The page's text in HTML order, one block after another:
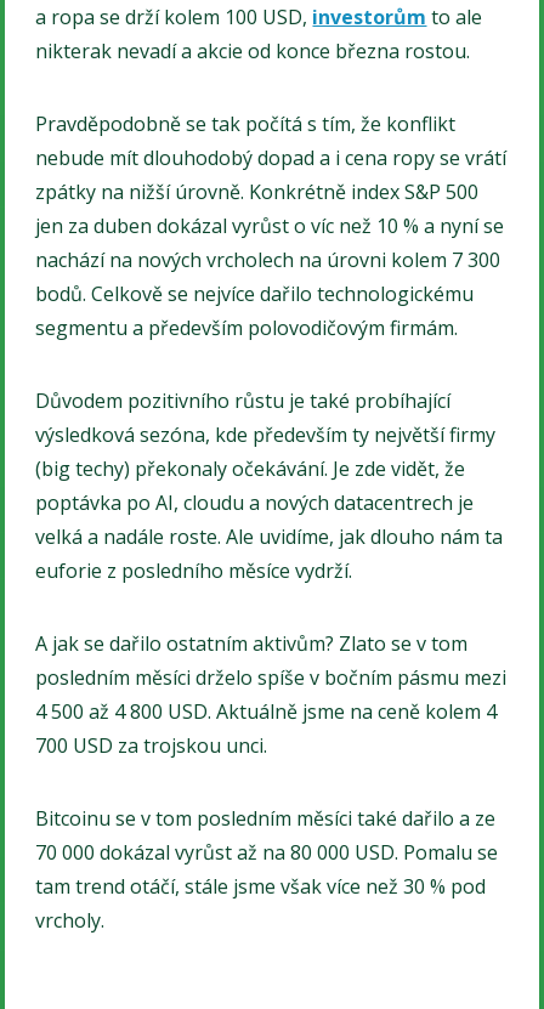
a ropa se drží kolem 100 USD, investorům to ale
nikterak nevadí a akcie od konce března rostou.
Pravděpodobně se tak počítá s tím, že konflikt
nebude mít dlouhodobý dopad a i cena ropy se vrátí
zpátky na nižší úrovně. Konkrétně index S&P 500
jen za duben dokázal vyrůst o víc než 10 % a nyní se
nachází na nových vrcholech na úrovni kolem 7 300
bodů. Celkově se nejvíce dařilo technologickému
segmentu a především polovodičovým firmám.
Důvodem pozitivního růstu je také probíhající
výsledková sezóna, kde především ty největší firmy
(big techy) překonaly očekávání. Je zde vidět, že
poptávka po AI, cloudu a nových datacentrech je
velká a nadále roste. Ale uvidíme, jak dlouho nám ta
euforie z posledního měsíce vydrží.
A jak se dařilo ostatním aktivům? Zlato se v tom
posledním měsíci drželo spíše v bočním pásmu mezi
4 500 až 4 800 USD. Aktuálně jsme na ceně kolem 4
700 USD za trojskou unci.
Bitcoinu se v tom posledním měsíci také dařilo a ze
70 000 dokázal vyrůst až na 80 000 USD. Pomalu se
tam trend otáčí, stále jsme však více než 30 % pod
vrcholy.